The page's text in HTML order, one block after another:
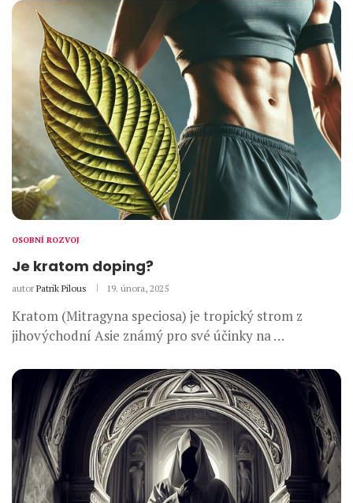
OSOBNÍ ROZVOJ
Je kratom doping?
autor Patrik Pilous 19. února, 2025
Kratom (Mitragyna speciosa) je tropický strom z
jihovýchodní Asie známý pro své účinky na …